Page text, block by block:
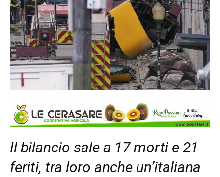
Il bilancio sale a 17 morti e 21
feriti, tra loro anche un’italiana